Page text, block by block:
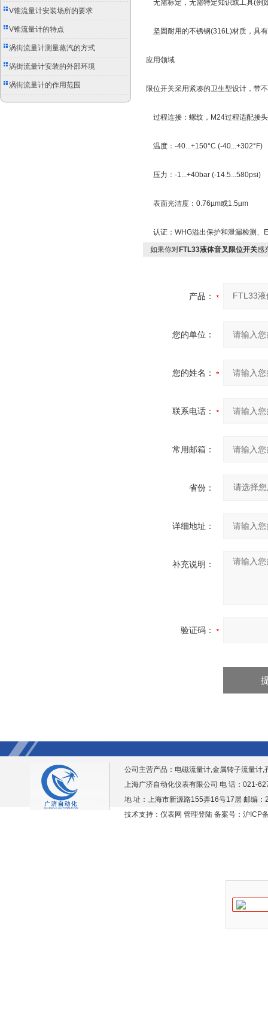
V锥流量计安装场所的要求
V锥流量计的特点
涡街流量计测量蒸汽的方式
涡街流量计安装的外部环境
涡街流量计的作用范围
无需标定，无需特定知识或工具(例
坚固耐用的不锈钢(316L)材质，具
应用领域
限位开关采用紧凑的卫生型设计，带
过程连接：螺纹，M24过程适配接
温度：-40...+150°C (-40...+302°F)
压力：-1...+40bar (-14.5...580psi)
表面光洁度：0.76µm或1.5µm
认证：WHG溢出保护和泄漏检测、
如果你对FTL33液体音叉限位开关感
产品：
您的单位：
您的姓名：
联系电话：
常用邮箱：
省份：
详细地址：
补充说明：
验证码：
公司主营产品： 电磁流量计,金属转子流量计
上海广济自动化仪表有限公司 电 话：021-
地 址：上海市新源路155弄16号17层 邮编：
技术支持：仪表网 管理登陆 备案号：沪ICP